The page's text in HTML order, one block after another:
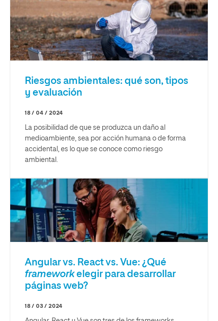
Riesgos ambientales: qué son, tipos
y evaluación
18 / 04 / 2024
La posibilidad de que se produzca un daño al
medioambiente, sea por acción humana o de forma
accidental, es lo que se conoce como riesgo
ambiental.
Angular vs. React vs. Vue: ¿Qué
frameworkelegir para desarrollar
páginas web?
18 / 03 / 2024